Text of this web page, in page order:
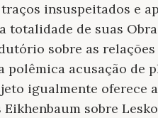
insuspeitados e
totalidade de suas
sobre as
acusação de
igualmente oferece
sobre